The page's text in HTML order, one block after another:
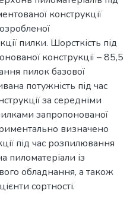
конструкції
пилки. Шорсткість під
конструкції – 85,5
пилок базової
потужність під час
за середніми
запропонованої
визначено
під час розпилювання
пиломатеріали із
обладнання, а також
сортності.